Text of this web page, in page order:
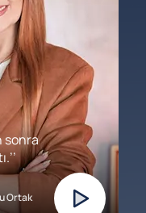
sonra
Ortak